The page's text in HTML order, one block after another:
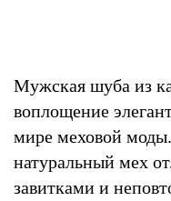
Мужская шуба из
воплощение
мире меховой
натуральный мех
завитками и